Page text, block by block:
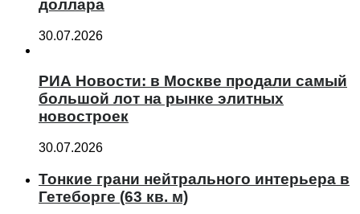
доллара
30.07.2026
РИА Новости: в Москве продали самый
большой лот на рынке элитных
новостроек
30.07.2026
Тонкие грани нейтрального интерьера в
Гетеборге (63 кв. м)